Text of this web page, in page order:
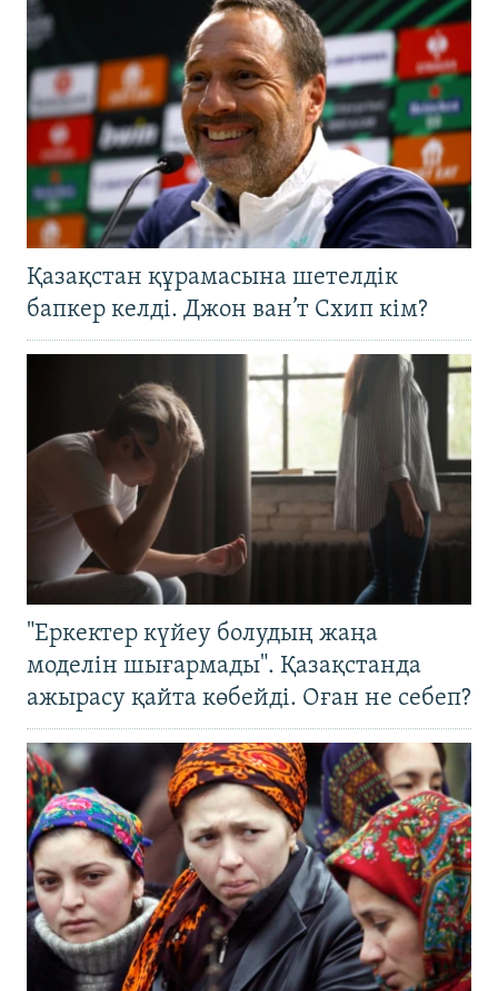
Қазақстан құрамасына шетелдік
бапкер келді. Джон ван’т Схип кім?
"Еркектер күйеу болудың жаңа
моделін шығармады". Қазақстанда
ажырасу қайта көбейді. Оған не себеп?